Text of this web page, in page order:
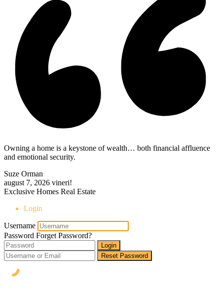
Owning a home is a keystone of wealth… both financial affluence
and emotional security.
Suze Orman
august 7, 2026 vineri!
Exclusive Homes Real Estate
Login
Username
Password Forget Password?
Login
Reset Password